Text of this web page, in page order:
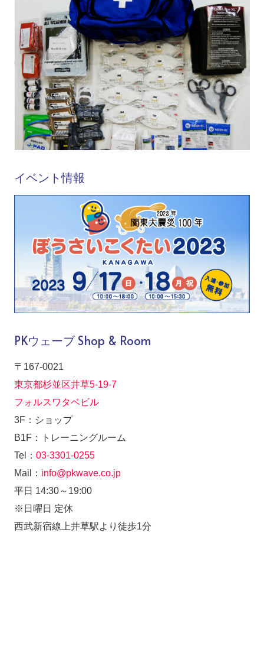
イベント情報
PKウェーブ Shop & Room
〒167-0021
東京都杉並区井草5-19-7
フォルスワタベビル
3F：ショップ
B1F：トレーニングルーム
Tel： 03-3301-0255
Mail： info@pkwave.co.jp
平日 14:30～19:00
※日曜日 定休
西武新宿線上井草駅より徒歩1分